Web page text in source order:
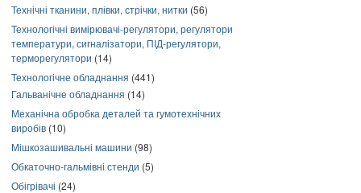
Технічні тканини, плівки, стрічки, нитки (56)
Технологічні вимірювачі-регулятори, регулятори
температури, сигналізатори, ПІД-регулятори,
терморегулятори (14)
Технологічне обладнання (441)
Гальванічне обладнання (14)
Механічна обробка деталей та гумотехнічних
виробів (10)
Мішкозашивальні машини (98)
Обкаточно-гальмівні стенди (5)
Обігрівачі (24)